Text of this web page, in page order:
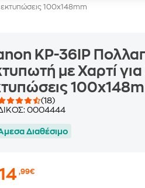
100x148mm
KP-36IP
με Χαρτί
(18)
0004444
Διαθέσιμο
,99€